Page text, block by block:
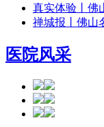
真实体验丨佛
禅城报丨佛山
医院风采